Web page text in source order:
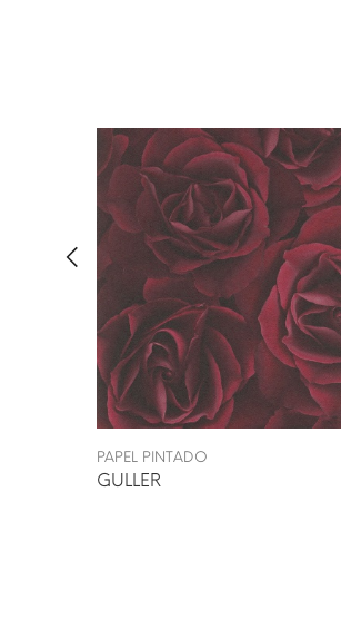
PAPEL PINTADO
GULLER